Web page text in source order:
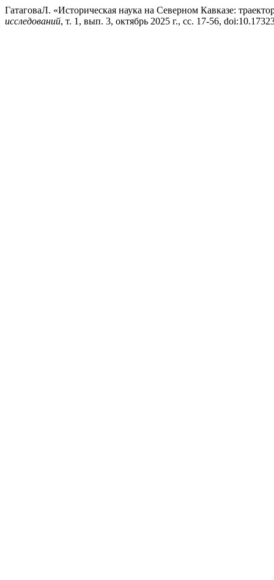
ГатаговаЛ. «Историческая наука на Северном Кавказе:
исследований, т. 1, вып. 3, октябрь 2025 г., сс. 17-56,